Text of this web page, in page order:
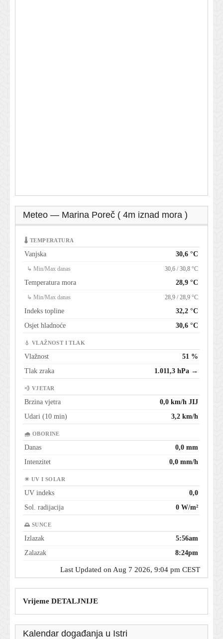
Meteo — Marina Poreč ( 4m iznad mora )
🌡 TEMPERATURA
Vanjska 30,6 °C
↳ Min/Max danas 30,6 / 30,8 °C
Temperatura mora 28,9 °C
↳ Min/Max danas 28,9 / 28,9 °C
Indeks topline
32,2 °C
Osjet hladnoće
30,6 °C
💧 VLAŽNOST I TLAK
Vlažnost
51 %
Tlak zraka
1.011,3 hPa →
💨 VJETAR
Brzina vjetra
0,0 km/h JIJ
Udari (10 min)
3,2 km/h
🌧 OBORINE
Danas
0,0 mm
Intenzitet
0,0 mm/h
☀ UV I SOLAR
UV indeks
0,0
Sol. radijacija
0 W/m²
🌅 SUNCE
Izlazak
5:56am
Zalazak
8:24pm
Last Updated on Aug 7 2026, 9:04 pm CEST
Vrijeme DETALJNIJE
Kalendar događanja u Istri